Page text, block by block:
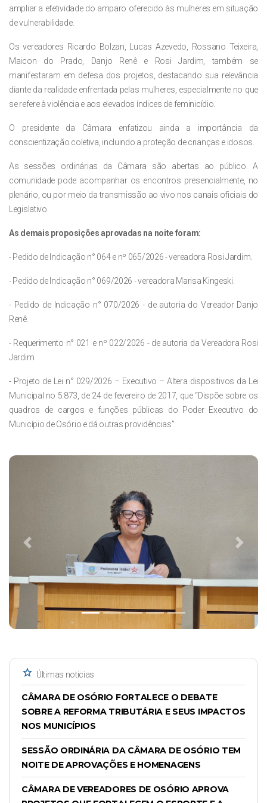
ampliar a efetividade do amparo oferecido às mulheres em situação
de vulnerabilidade.
Os vereadores Ricardo Bolzan, Lucas Azevedo, Rossano Teixeira,
Maicon do Prado, Danjo Renê e Rosi Jardim, também se
manifestaram em defesa dos projetos, destacando sua relevância
diante da realidade enfrentada pelas mulheres, especialmente no que
se refere à violência e aos elevados índices de feminicídio.
O presidente da Câmara enfatizou ainda a importância da
conscientização coletiva, incluindo a proteção de crianças e idosos.
As sessões ordinárias da Câmara são abertas ao público. A
comunidade pode acompanhar os encontros presencialmente, no
plenário, ou por meio da transmissão ao vivo nos canais oficiais do
Legislativo.
As demais proposições aprovadas na noite foram:
- Pedido de Indicação n° 064 e nº 065/2026 - vereadora Rosi Jardim.
- Pedido de Indicação n° 069/2026 - vereadora Marisa Kingeski.
- Pedido de Indicação n° 070/2026 - de autoria do Vereador Danjo
Renê.
- Requerimento n° 021 e nº 022/2026 - de autoria da Vereadora Rosi
Jardim
- Projeto de Lei n° 029/2026 – Executivo – Altera dispositivos da Lei
Municipal no 5.873, de 24 de fevereiro de 2017, que “Dispõe sobre os
quadros de cargos e funções públicas do Poder Executivo do
Município de Osório e dá outras providências”.
Previous Next
star Últimas noticias
CÂMARA DE OSÓRIO FORTALECE O DEBATE
SOBRE A REFORMA TRIBUTÁRIA E SEUS IMPACTOS
NOS MUNICÍPIOS
SESSÃO ORDINÁRIA DA CÂMARA DE OSÓRIO TEM
NOITE DE APROVAÇÕES E HOMENAGENS
CÂMARA DE VEREADORES DE OSÓRIO APROVA